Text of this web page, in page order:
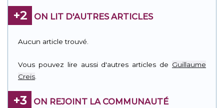
+2 ON LIT D'AUTRES ARTICLES
Aucun article trouvé.
Vous pouvez lire aussi d'autres articles de Guillaume
Creis
+3 ON REJOINT LA COMMUNAUTÉ